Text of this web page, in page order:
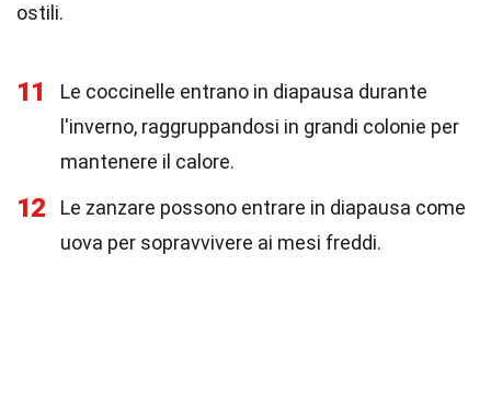
ostili.
11
Le coccinelle entrano in diapausa durante
l'inverno, raggruppandosi in grandi colonie per
mantenere il calore.
12
Le zanzare possono entrare in diapausa come
uova per sopravvivere ai mesi freddi.